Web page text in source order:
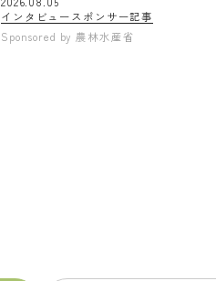
インタビュースポンサー記事
Sponsored by 農林水産省